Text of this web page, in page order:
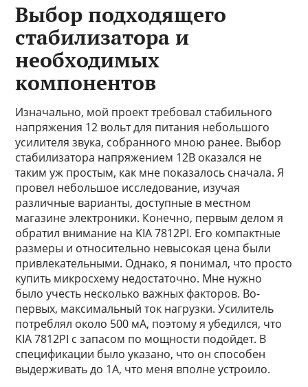
Выбор подходящего
стабилизатора и
необходимых
компонентов
Изначально, мой проект требовал стабильного
напряжения 12 вольт для питания небольшого
усилителя звука, собранного мною ранее. Выбор
стабилизатора напряжением 12В оказался не
таким уж простым, как мне показалось сначала. Я
провел небольшое исследование, изучая
различные варианты, доступные в местном
магазине электроники. Конечно, первым делом я
обратил внимание на KIA 7812PI. Его компактные
размеры и относительно невысокая цена были
привлекательными. Однако, я понимал, что просто
купить микросхему недостаточно. Мне нужно
было учесть несколько важных факторов. Во-
первых, максимальный ток нагрузки. Усилитель
потреблял около 500 мА, поэтому я убедился, что
KIA 7812PI с запасом по мощности подойдет. В
спецификации было указано, что он способен
выдерживать до 1А, что меня вполне устроило.